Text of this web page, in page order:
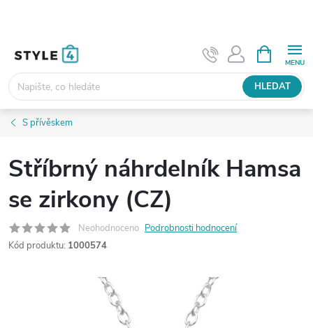
HLEDAT
NÁKUPNÍ
KOŠÍK
S přívěskem
Stříbrný náhrdelník Hamsa
se zirkony (CZ)
Neohodnoceno Podrobnosti hodnocení
Kód produktu: 1000574